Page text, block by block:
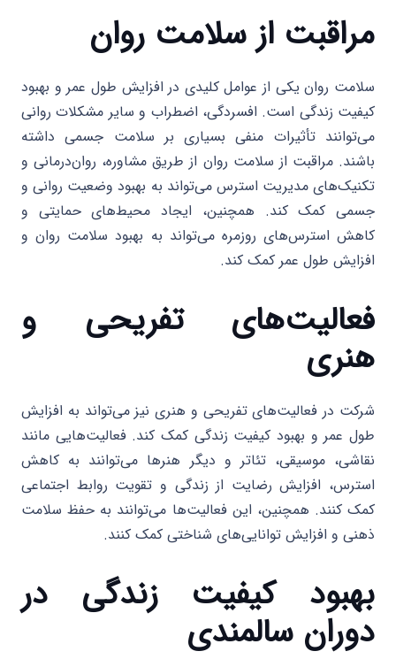
مراقبت از سلامت روان
سلامت روان یکی از عوامل کلیدی در افزایش طول عمر و بهبود
کیفیت زندگی است. افسردگی، اضطراب و سایر مشکلات روانی
می‌توانند تأثیرات منفی بسیاری بر سلامت جسمی داشته
باشند. مراقبت از سلامت روان از طریق مشاوره، روان‌درمانی و
تکنیک‌های مدیریت استرس می‌تواند به بهبود وضعیت روانی و
جسمی کمک کند. همچنین، ایجاد محیط‌های حمایتی و
کاهش استرس‌های روزمره می‌تواند به بهبود سلامت روان و
افزایش طول عمر کمک کند.
فعالیت‌های تفریحی و
هنری
شرکت در فعالیت‌های تفریحی و هنری نیز می‌تواند به افزایش
طول عمر و بهبود کیفیت زندگی کمک کند. فعالیت‌هایی مانند
نقاشی، موسیقی، تئاتر و دیگر هنرها می‌توانند به کاهش
استرس، افزایش رضایت از زندگی و تقویت روابط اجتماعی
کمک کنند. همچنین، این فعالیت‌ها می‌توانند به حفظ سلامت
ذهنی و افزایش توانایی‌های شناختی کمک کنند.
بهبود کیفیت زندگی در
دوران سالمندی